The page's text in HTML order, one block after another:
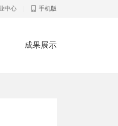
中心 手机版
成果展示